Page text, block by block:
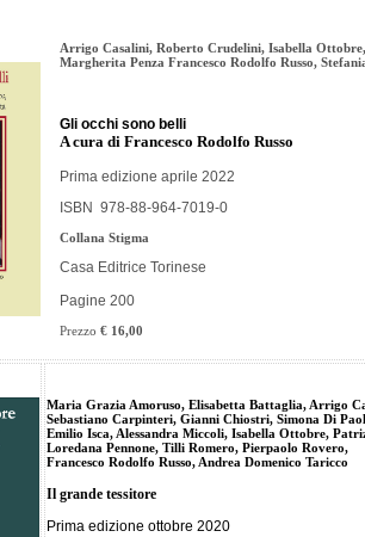
Arrigo Casalini, Roberto Crudelini, Isabella Ottobre,
Margherita Penza Francesco Rodolfo Russo,
Gli occhi sono belli
A cura di Francesco Rodolfo Russo
Prima edizione aprile 2022
ISBN 978-88-964-7019-0
Collana Stigma
Casa Editrice Torinese
Pagine 200
Prezzo € 16,00
Maria Grazia Amoruso, Elisabetta Battaglia, Arrigo
Sebastiano Carpinteri, Gianni Chiostri, Simona Di
Emilio Isca, Alessandra Miccoli, Isabella Ottobre,
Loredana Pennone, Tilli Romero, Pierpaolo Rovero,
Francesco Rodolfo Russo, Andrea Domenico Taricco
Il grande tessitore
Prima edizione ottobre 2020